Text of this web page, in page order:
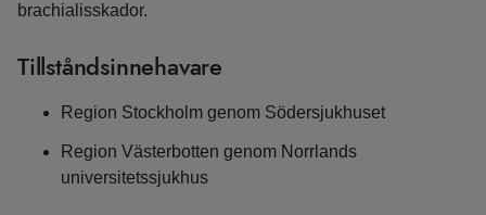
brachialisskador.
Tillståndsinnehavare
Region Stockholm genom Södersjukhuset
Region Västerbotten genom Norrlands
universitetssjukhus